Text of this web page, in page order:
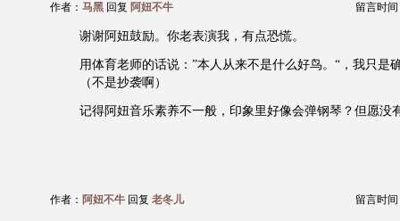
作者： 马黑 回复 阿妞不牛 留言时间
谢谢阿妞鼓励。你老表演我，有点恐慌。
用体育老师的话说：”本人从来不是什么好鸟。“，我只是
（不是抄袭啊）
记得阿妞音乐素养不一般，印象里好像会弹钢琴？但愿没
作者： 阿妞不牛 回复 老冬儿 留言时间